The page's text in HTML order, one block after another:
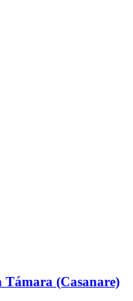
Támara (Casanare)